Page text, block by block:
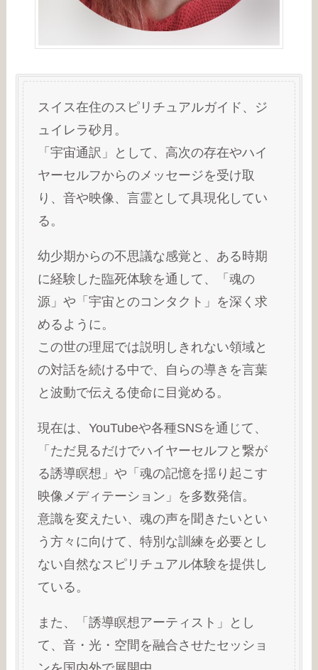
スイス在住のスピリチュアルガイド、ジ
ュイレラ砂月。
「宇宙通訳」として、高次の存在やハイ
ヤーセルフからのメッセージを受け取
り、音や映像、言霊として具現化してい
る。
幼少期からの不思議な感覚と、ある時期
に経験した臨死体験を通して、「魂の
源」や「宇宙とのコンタクト」を深く求
めるように。
この世の理屈では説明しきれない領域と
の対話を続ける中で、自らの導きを言葉
と波動で伝える使命に目覚める。
現在は、YouTubeや各種SNSを通じて、
「ただ見るだけでハイヤーセルフと繋が
る誘導瞑想」や「魂の記憶を揺り起こす
映像メディテーション」を多数発信。
意識を変えたい、魂の声を聞きたいとい
う方々に向けて、特別な訓練を必要とし
ない自然なスピリチュアル体験を提供し
ている。
また、「誘導瞑想アーティスト」とし
て、音・光・空間を融合させたセッショ